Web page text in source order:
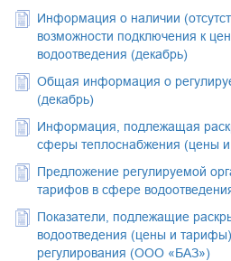
Информация о наличии
возможности подключения к
водоотведения (декабрь)
Общая информация о
(декабрь)
Информация, подлежащая
сферы теплоснабжения (цены
Предложение регулируемой
тарифов в сфере
Показатели, подлежащие
водоотведения (цены и
регулирования (ООО «БАЗ»)